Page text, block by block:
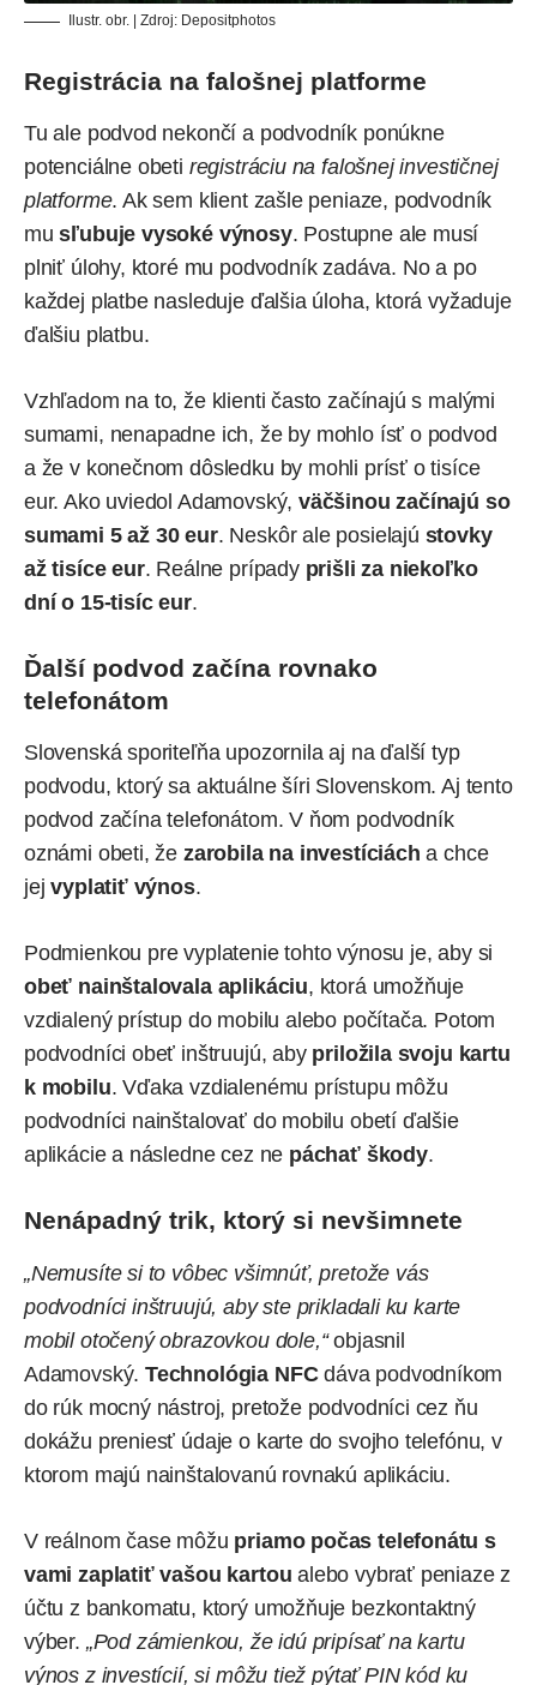
Ilustr. obr. | Zdroj: Depositphotos
Registrácia na falošnej platforme
Tu ale podvod nekončí a podvodník ponúkne
potenciálne obeti registráciu na falošnej investičnej
platforme. Ak sem klient zašle peniaze, podvodník
musľubuje vysoké výnosy. Postupne ale musí
plniť úlohy, ktoré mu podvodník zadáva. No a po
každej platbe nasleduje ďalšia úloha, ktorá vyžaduje
ďalšiu platbu.
Vzhľadom na to, že klienti často začínajú s malými
sumami, nenapadne ich, že by mohlo ísť o podvod
a že v konečnom dôsledku by mohli prísť o tisíce
eur. Ako uviedol Adamovský, väčšinou začínajú so
sumami 5 až 30 eur. Neskôr ale posielajú stovky
až tisíce eur. Reálne prípady prišli za niekoľko
dní o 15-tisíc eur.
Ďalší podvod začína rovnako
telefonátom
Slovenská sporiteľňa upozornila aj na ďalší typ
podvodu, ktorý sa aktuálne šíri Slovenskom. Aj tento
podvod začína telefonátom. V ňom podvodník
oznámi obeti, že zarobila na investíciách a chce
jejvyplatiť výnos.
Podmienkou pre vyplatenie tohto výnosu je, aby si
obeť nainštalovala aplikáciu, ktorá umožňuje
vzdialený prístup do mobilu alebo počítača. Potom
podvodníci obeť inštruujú, aby priložila svoju kartu
k mobilu. Vďaka vzdialenému prístupu môžu
podvodníci nainštalovať do mobilu obetí ďalšie
aplikácie a následne cez ne páchať škody.
Nenápadný trik, ktorý si nevšimnete
„Nemusíte si to vôbec všimnúť, pretože vás
podvodníci inštruujú, aby ste prikladali ku karte
mobil otočený obrazovkou dole,“objasnil
Adamovský.Technológia NFCdáva podvodníkom
do rúk mocný nástroj, pretože podvodníci cez ňu
dokážu preniesť údaje o karte do svojho telefónu, v
ktorom majú nainštalovanú rovnakú aplikáciu.
V reálnom čase môžu priamo počas telefonátu s
vami zaplatiť vašou kartou alebo vybrať peniaze z
účtu z bankomatu, ktorý umožňuje bezkontaktný
výber. „Pod zámienkou, že idú pripísať na kartu
výnos z investícií, si môžu tiež pýtať PIN kód ku